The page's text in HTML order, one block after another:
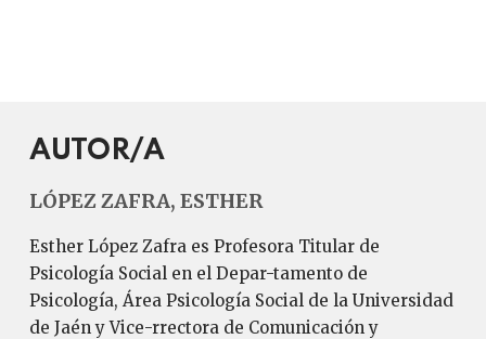
AUTOR/A
LÓPEZ ZAFRA, ESTHER
Esther López Zafra es Profesora Titular de
Psicología Social en el Depar-tamento de
Psicología, Área Psicología Social de la Universidad
de Jaén y Vice-rrectora de Comunicación y